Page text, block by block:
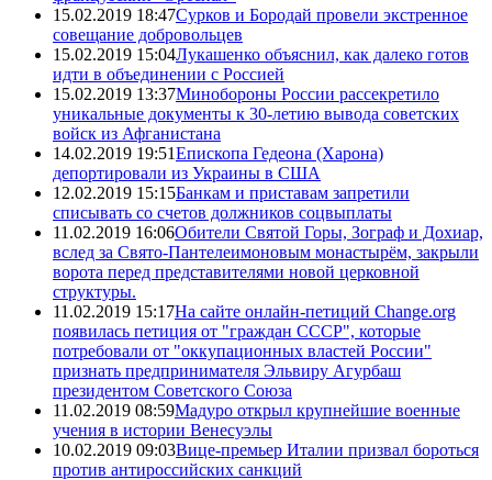
15.02.2019 18:47Сурков и Бородай провели экстренное
совещание добровольцев
15.02.2019 15:04Лукашенко объяснил, как далеко готов
идти в объединении с Россией
15.02.2019 13:37Минобороны России рассекретило
уникальные документы к 30-летию вывода советских
войск из Афганистана
14.02.2019 19:51Епископа Гедеона (Харона)
депортировали из Украины в США
12.02.2019 15:15Банкам и приставам запретили
списывать со счетов должников соцвыплаты
11.02.2019 16:06Обители Святой Горы, Зограф и Дохиар,
вслед за Свято-Пантелеимоновым монастырём, закрыли
ворота перед представителями новой церковной
структуры.
11.02.2019 15:17На сайте онлайн-петиций Change.org
появилась петиция от "граждан СССР", которые
потребовали от "оккупационных властей России"
признать предпринимателя Эльвиру Агурбаш
президентом Советского Союза
11.02.2019 08:59Мадуро открыл крупнейшие военные
учения в истории Венесуэлы
10.02.2019 09:03Вице-премьер Италии призвал бороться
против антироссийских санкций